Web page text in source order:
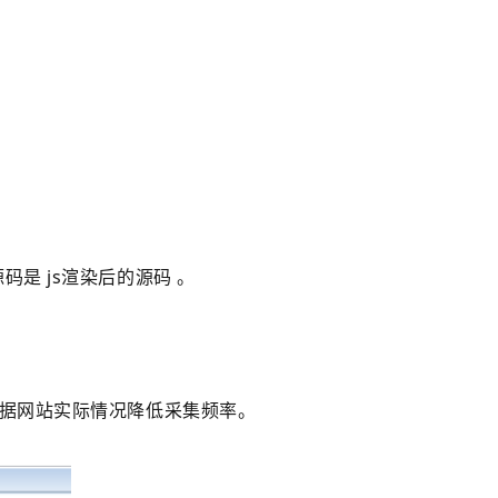
是 js渲染后的源码 。
网站实际情况降低采集频率。